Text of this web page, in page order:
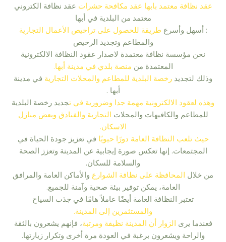
عقد نظافة معتمد بابها عقد مكافحة حشرات عقد نظافة الكتروني
معتمد من البلدية في أبها
: أسهل وأسرع طريقة للحصول على تراخيص الأعمال التجارية
والمطاعم وتجديد الرخيص
نحن مؤسسة نظافة معتمدة لاصدار عقود النظافة الالكترونية
المعتمدة من منصة بلدي في مدينة أبها.
وذلك لتجديد رخصة البلدية للمطاعم والمحلات التجارية في مدينة
أبها .
وهذه لعقود الالكترونية مهمة جدا وضرورية في تجديد رخصة البلدية
للمطاعم والكافيهات والمحلات التجارية والفنادق وبعض منازل
الاسكان.
حيث تلعب النظافة العامة دورًا حيويًا في تعزيز جودة الحياة في
المجتمعات. إنها تعكس صورة إيجابية عن المدينة وتعزز الصحة
والسلامة للسكان.
من خلال المحافظة على نظافة الشوارع والأماكن العامة والمرافق
العامة، يمكن توفير بيئة صحية وآمنة للجميع.
تعتبر النظافة العامة أيضًا عاملاً هامًا في جذب السياح
والمستثمرين إلى المدينة.
فعندما يرى الزوار أن المدينة نظيفة ومرتبة، فإنهم يشعرون بالثقة
والراحة ويشعرون برغبة في العودة مرة أخرى وتكرار زيارتها.